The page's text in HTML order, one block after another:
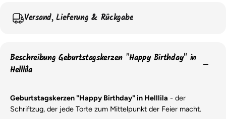
Versand, Lieferung & Rückgabe
Beschreibung Geburtstagskerzen "Happy Birthday" in
Helllila
Geburtstagskerzen "Happy Birthday" in Helllila - der
Schriftzug, der jede Torte zum Mittelpunkt der Feier macht.